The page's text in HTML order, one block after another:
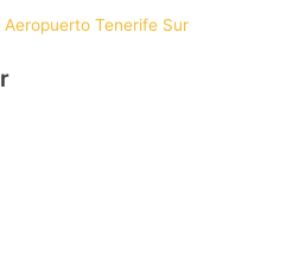
Tenerife Sur